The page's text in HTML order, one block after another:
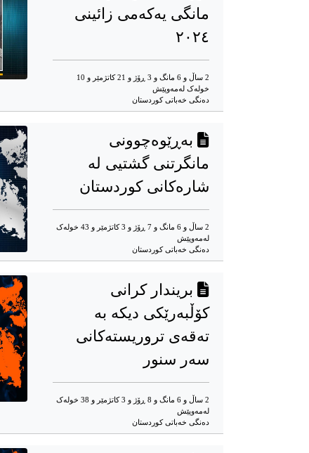
مانگی یەکەمی زائینی
٢٠٢٤
2 ساڵ و 6 مانگ و 3 ڕۆژ و 21 کاتژمێر و 10
خوله‌ک له‌مه‌وپێش‌
دەنگی خەباتی کوردستان
بەڕێوەچوونی
مانگرتنی گشتیی لە
شارەکانی کوردستان
2 ساڵ و 6 مانگ و 7 ڕۆژ و 3 کاتژمێر و 43 خوله‌ک
له‌مه‌وپێش‌
دەنگی خەباتی کوردستان
بریندار کرانی
کۆڵبەرێکی دیکە بە
تەقەی تروریستەکانی
سەر سنور
2 ساڵ و 6 مانگ و 8 ڕۆژ و 3 کاتژمێر و 38 خوله‌ک
له‌مه‌وپێش‌
دەنگی خەباتی کوردستان